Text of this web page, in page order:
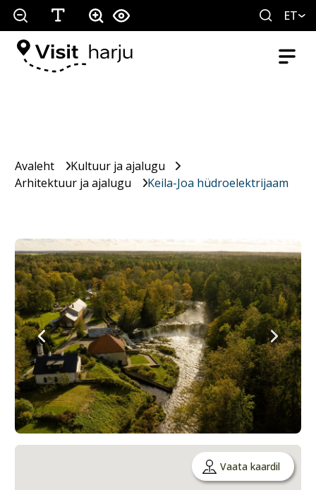
ET
Avaleht
Kultuur ja ajalugu
Arhitektuur ja ajalugu
Keila-Joa hüdroelektrijaam
Vaata kaardil